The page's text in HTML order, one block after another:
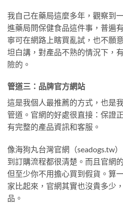
我自己在藥局這麼多年，觀察到
進藥局問保健食品這件事，普遍
寧可在網路上瞎買亂試，也不願
坦白講，對產品不熟的情況下，
險的。
管道三：品牌官方網站
這是我個人最推薦的方式，也是
管道。官網的好處很直接：保證
有完整的產品資訊和客服。
像海狗丸台灣官網（seadogs.tw
到訂購流程都很清楚。而且官網
但至少你不用擔心買到假貨。算
家比起來，官網其實也沒貴多少
品。